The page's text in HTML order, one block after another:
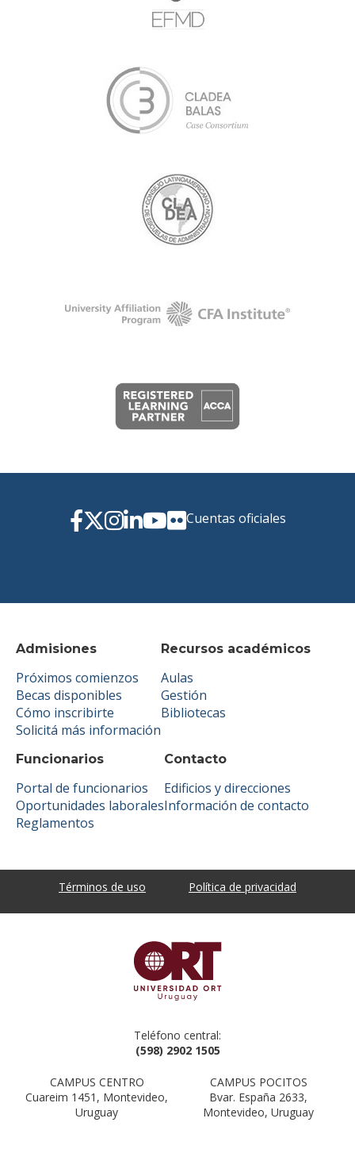
Admisiones
Próximos comienzos
Becas disponibles
Cómo inscribirte
Solicitá más información
Recursos académicos
Aulas
Gestión
Bibliotecas
Funcionarios
Portal de funcionarios
Oportunidades laborales
Reglamentos
Contacto
Edificios y direcciones
Información de contacto
Cuentas oficiales
Términos de uso Política de privacidad
Teléfono central:
(598) 2902 1505
CAMPUS CENTRO
Cuareim 1451, Montevideo,
Uruguay
CAMPUS POCITOS
Bvar. España 2633,
Montevideo, Uruguay